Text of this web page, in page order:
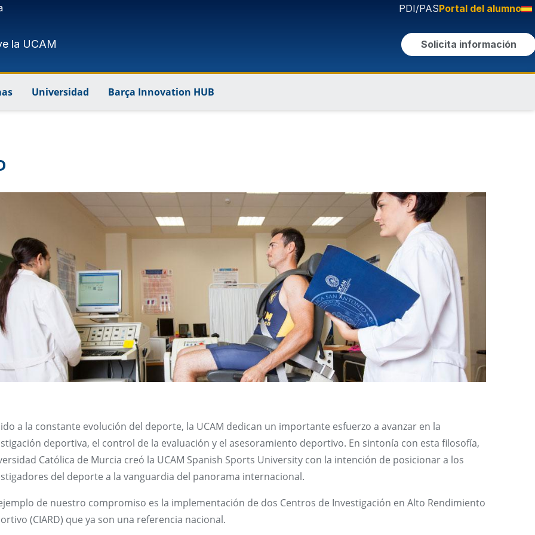
PDI/PASPortal del alumno
la UCAM Solicita información
Universidad Barça Innovation HUB
a la constante evolución del deporte, la UCAM dedican un importante esfuerzo a avanzar en la
deportiva, el control de la evaluación y el asesoramiento deportivo. En sintonía con esta filosofía,
Católica de Murcia creó la UCAM Spanish Sports University con la intención de posicionar a los
del deporte a la vanguardia del panorama internacional.
de nuestro compromiso es la implementación de dos Centros de Investigación en Alto Rendimiento
(CIARD) que ya son una referencia nacional.